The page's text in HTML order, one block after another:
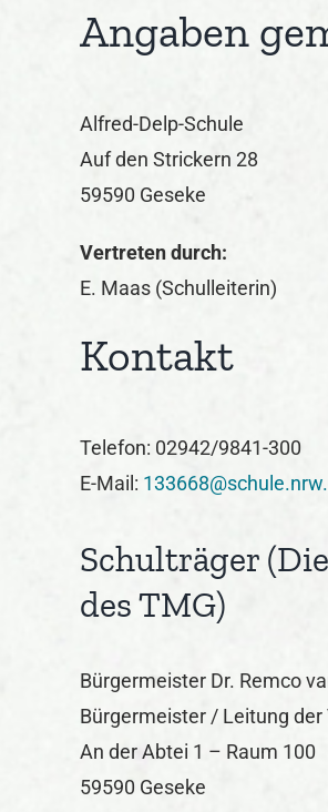
Angaben
Alfred-Delp-Schule
Auf den Strickern 28
59590 Geseke
Vertreten durch:
E. Maas (Schulleiterin)
Kontakt
Telefon: 02942/9841-300
E-Mail:
Schulträger
des TMG)
Bürgermeister Dr. Remco
Bürgermeister / Leitung der
An der Abtei 1 – Raum 100
59590 Geseke